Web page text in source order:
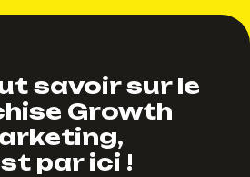
savoir sur le
Growth
par ici !